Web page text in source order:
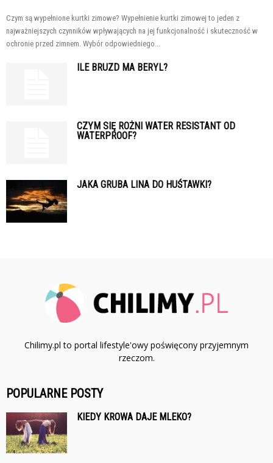
Czym są wypełnione kurtki zimowe? Wypełnienie kurtki zimowej to jeden z
najważniejszych czynników wpływających na jej funkcjonalność i skuteczność w
ochronie przed zimnem. Wybór odpowiedniego...
ILE BRUZD MA BERYL?
CZYM SIĘ ROŻNI WATER RESISTANT OD
WATERPROOF?
JAKA GRUBA LINA DO HUŚTAWKI?
Chilimy.pl to portal lifestyle'owy poświęcony przyjemnym
rzeczom.
POPULARNE POSTY
KIEDY KROWA DAJE MLEKO?